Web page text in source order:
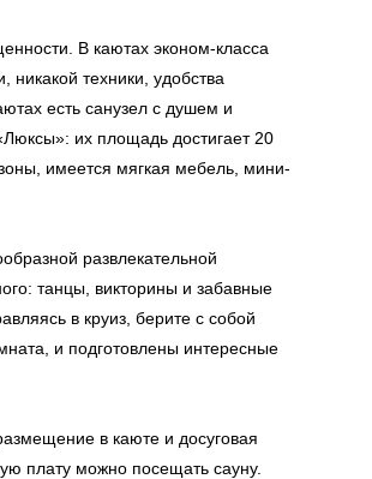
В каютах эконом-класса
техники, удобства
есть санузел с душем и
их площадь достигает 20
имеется мягкая мебель, мини-
развлекательной
танцы, викторины и забавные
в круиз, берите с собой
и подготовлены интересные
в каюте и досуговая
плату можно посещать сауну.